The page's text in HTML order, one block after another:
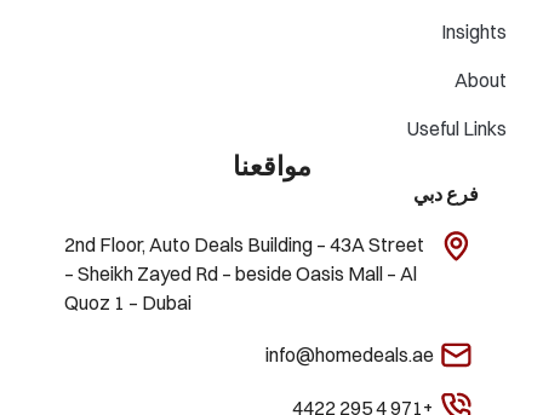
Insights
About
Useful Links
مواقعنا
فرع دبي
2nd Floor, Auto Deals Building – 43A Street
– Sheikh Zayed Rd – beside Oasis Mall – Al
Quoz 1 – Dubai
info@homedeals.ae
+971 4 295 4422